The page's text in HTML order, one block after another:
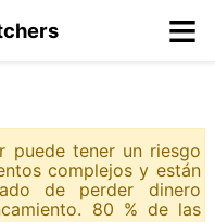
≡
puede tener un riesgo
complejos y están
de perder dinero
80 % de las